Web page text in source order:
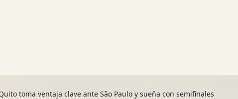
toma ventaja clave ante São Paulo y sueña con semifinales